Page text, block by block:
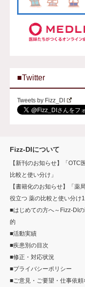
■Twitter
Tweets by Fizz_DI
Fizz-DIについて
【新刊のお知らせ】「OTC
比較と使い分け」
【書籍化のお知らせ】「薬
役立つ 薬の比較と使い分け
■はじめての方へ～Fizz-DIの
的
■活動実績
■疾患別の目次
■修正・対応状況
■プライバシーポリシー
■ご意見・ご要望・仕事依頼